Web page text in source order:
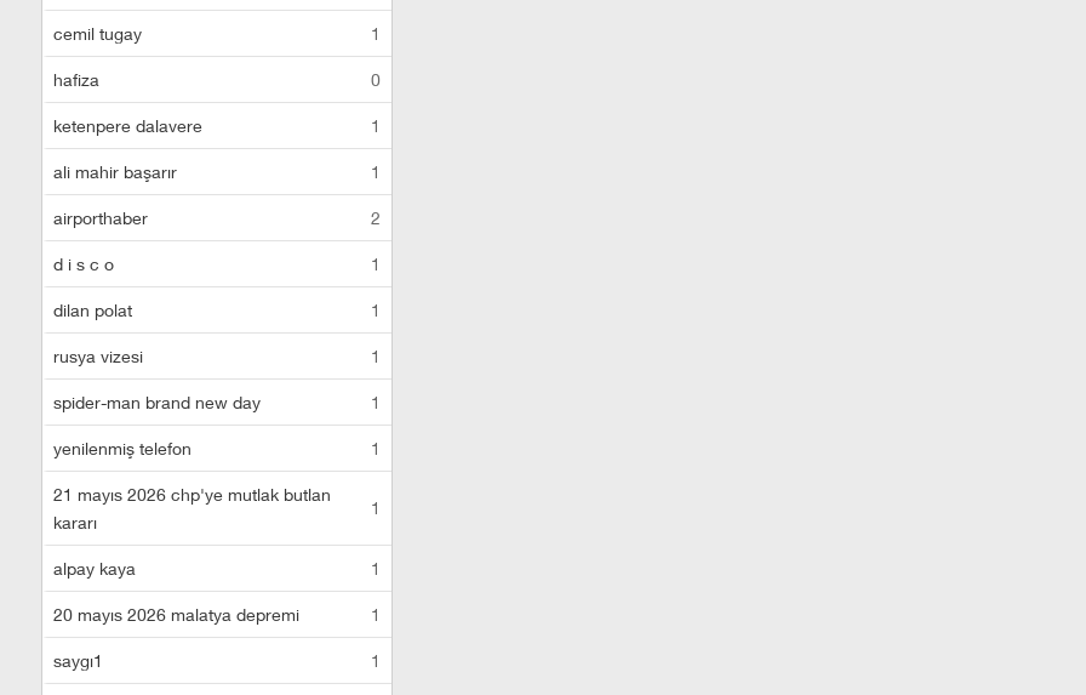
cemil tugay 1
hafiza 0
ketenpere dalavere 1
ali mahir başarır 1
airporthaber 2
d i s c o 1
dilan polat 1
rusya vizesi 1
spider-man brand new day 1
yenilenmiş telefon 1
21 mayıs 2026 chp'ye mutlak butlan
kararı
1
alpay kaya 1
20 mayıs 2026 malatya depremi 1
saygı1 1